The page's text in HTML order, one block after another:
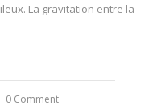
La gravitation entre la
0 Comment